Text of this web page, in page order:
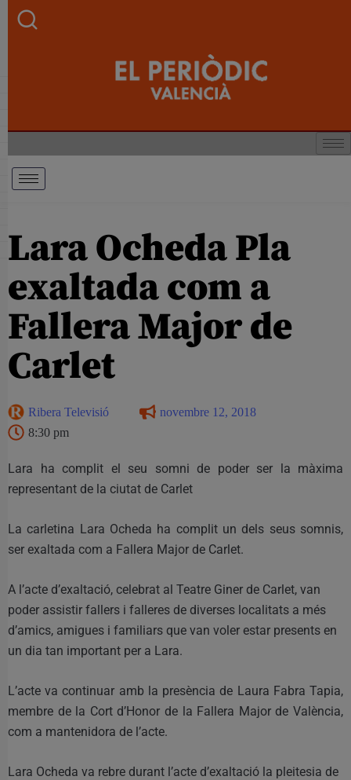
Lara Ocheda Pla
exaltada com a
Fallera Major de
Carlet
Ribera Televisió
novembre 12, 2018
8:30 pm
Lara ha complit el seu somni de poder ser la màxima
representant de la ciutat de Carlet
La carletina Lara Ocheda ha complit un dels seus somnis,
ser exaltada com a Fallera Major de Carlet.
A l’acte d’exaltació, celebrat al Teatre Giner de Carlet, van
poder assistir fallers i falleres de diverses localitats a més
d’amics, amigues i familiars que van voler estar presents en
un dia tan important per a Lara.
L’acte va continuar amb la presència de Laura Fabra Tapia,
membre de la Cort d’Honor de la Fallera Major de València,
com a mantenidora de l’acte.
Lara Ocheda va rebre durant l’acte d’exaltació la pleitesia de